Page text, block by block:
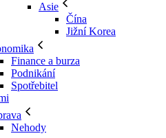
Asie
Čína
Jižní Korea
Finance a burza
Podnikání
Spotřebitel
Nehody